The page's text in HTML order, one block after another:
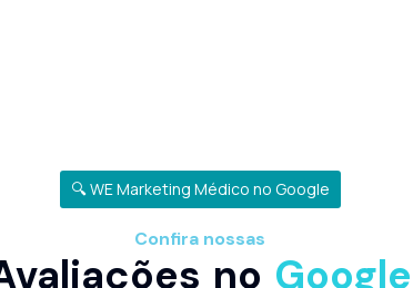
🔍 WE Marketing Médico no Google
Confira nossas
no Google